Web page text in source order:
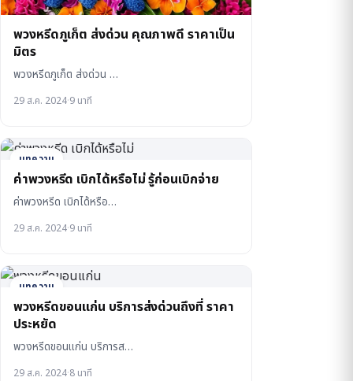
พวงหรีดภูเก็ต ส่งด่วน คุณภาพดี ราคาเป็น
มิตร
พวงหรีดภูเก็ต ส่งด่วน …
29 ส.ค. 2024·9 นาที
บทความ
ค่าพวงหรีด เบิกได้หรือไม่ รู้ก่อนเบิกจ่าย
ค่าพวงหรีด เบิกได้หรือ…
29 ส.ค. 2024·9 นาที
บทความ
พวงหรีดขอนแก่น บริการส่งด่วนถึงที่ ราคา
ประหยัด
พวงหรีดขอนแก่น บริการส…
29 ส.ค. 2024·8 นาที